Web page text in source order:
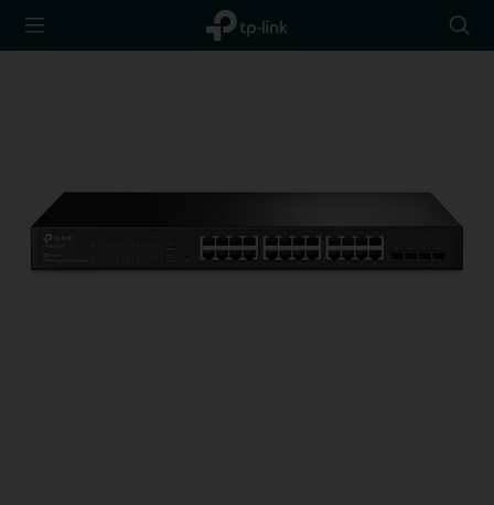
TP-Link,
Reliably
icon